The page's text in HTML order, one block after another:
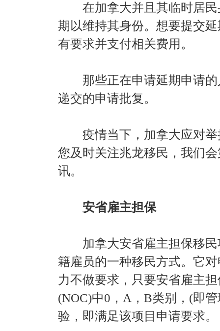
在加拿大并且其临时居民
期以维持其身份。想要提交
有要求并支付相关费用。
那些正在申请延期申请的
递交的申请批复。
疫情当下，加拿大应对举
您及时关注兆龙移民，我们
讯。
安省雇主担保
加拿大安省雇主担保移民
籍雇员的一种移民方式。它
力不做要求，只要安省雇主
(NOC)中0，A，B类别，(即
验，即满足该项目申请要求。